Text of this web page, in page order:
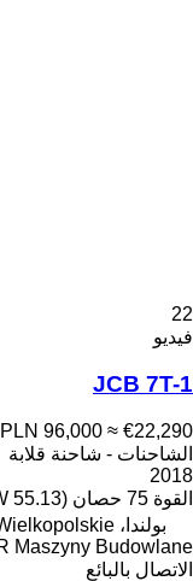
22
فيديو
JCB 7T-1
PLN 96,000 ≈ €22,290
الشاحنات - شاحنة قلابة
2018
القوة 75 حصان (55.13 kW)
بولندا، Zduny, Wielkopolskie
Maszyny Budowlane
الاتصال بالبائع